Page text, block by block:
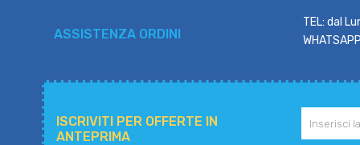
ASSISTENZA ORDINI
TEL: dal
ISCRIVITI PER OFFERTE IN
ANTEPRIMA